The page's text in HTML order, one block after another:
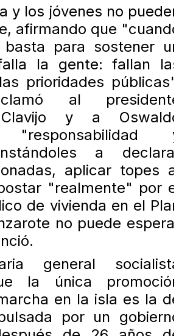
y los jóvenes no
afirmando que
para sostener
la gente: fallan
prioridades
al
Clavijo y a
"responsabilidad
a
aplicar topes
"realmente" por
de vivienda en el
no puede
general
la única
en la isla es la
por un